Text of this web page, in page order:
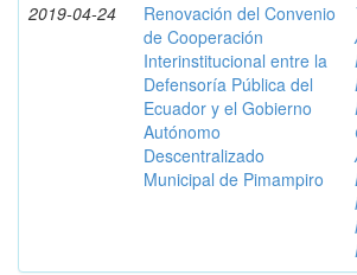
2019-04-24
Renovación del Convenio
de Cooperación
Interinstitucional entre la
Defensoría Pública del
Ecuador y el Gobierno
Autónomo
Descentralizado
Municipal de Pimampiro